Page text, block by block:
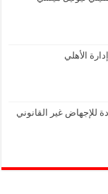
الأهلي
للإجهاض غير القانوني